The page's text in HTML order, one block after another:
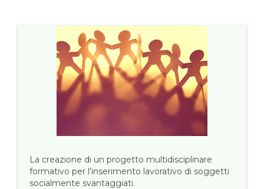
La creazione di un progetto multidisciplinare
formativo per l’inserimento lavorativo di soggetti
socialmente svantaggiati.